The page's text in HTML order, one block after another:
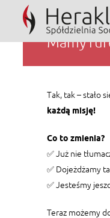
Mamy
Tak, tak – stało
każdą misję!
Co to zmienia?
✅ Już nie
✅ Dojeżdżamy
✅ Jesteśmy
Teraz możemy